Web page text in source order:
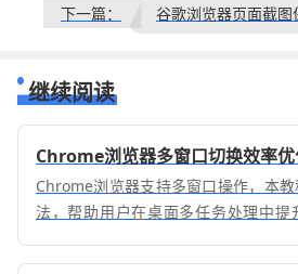
下一篇：
继续阅读
Chrome浏览器多窗口切换效率
Chrome浏览器支持多窗口操作，本
法，帮助用户在桌面多任务处理中提